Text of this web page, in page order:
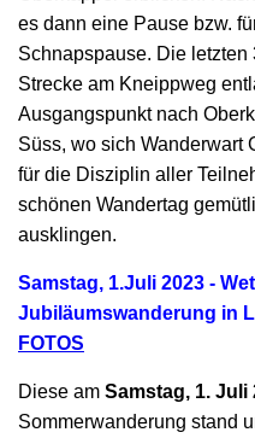
es dann eine Pause bzw.
Schnapspause. Die letzten
Strecke am Kneippweg
Ausgangspunkt nach
Süss, wo sich Wanderwart
für die Disziplin aller
schönen Wandertag
ausklingen.
Samstag, 1.Juli 2023 -
Jubiläumswanderung in
FOTOS
Diese am Samstag, 1. Juli
Sommerwanderung stand